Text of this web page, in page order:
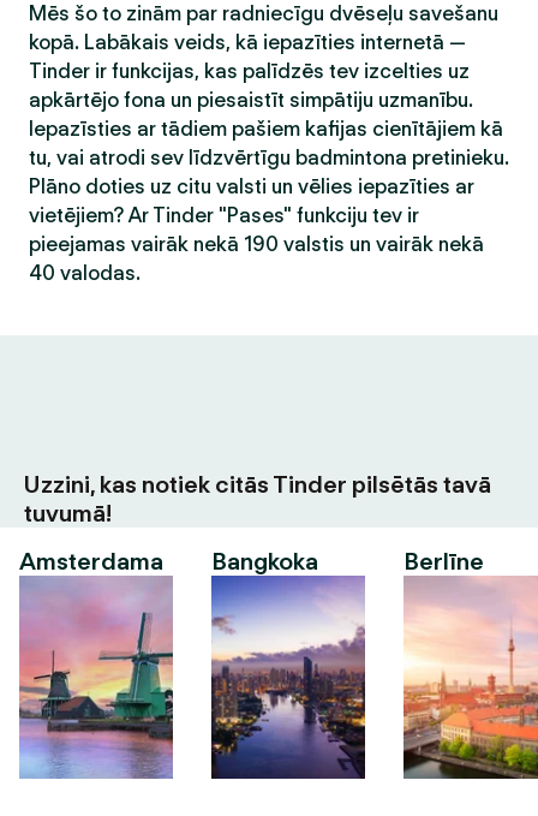
Mēs šo to zinām par radniecīgu dvēseļu savešanu
kopā. Labākais veids, kā iepazīties internetā —
Tinder ir funkcijas, kas palīdzēs tev izcelties uz
apkārtējo fona un piesaistīt simpātiju uzmanību.
Iepazīsties ar tādiem pašiem kafijas cienītājiem kā
tu, vai atrodi sev līdzvērtīgu badmintona pretinieku.
Plāno doties uz citu valsti un vēlies iepazīties ar
vietējiem? Ar Tinder "Pases" funkciju tev ir
pieejamas vairāk nekā 190 valstis un vairāk nekā
40 valodas.
Uzzini, kas notiek citās Tinder pilsētās tavā
tuvumā!
Amsterdama
Bangkoka Berlīne